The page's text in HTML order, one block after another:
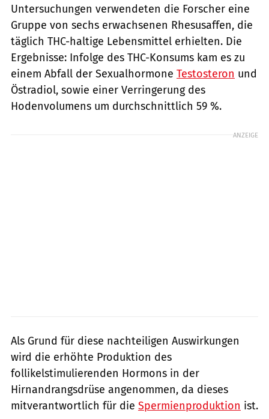
Untersuchungen verwendeten die Forscher eine
Gruppe von sechs erwachsenen Rhesusaffen, die
täglich THC-haltige Lebensmittel erhielten. Die
Ergebnisse: Infolge des THC-Konsums kam es zu
einem Abfall der Sexualhormone Testosteron und
Östradiol, sowie einer Verringerung des
Hodenvolumens um durchschnittlich 59 %.
ANZEIGE
Als Grund für diese nachteiligen Auswirkungen
wird die erhöhte Produktion des
follikelstimulierenden Hormons in der
Hirnandrangsdrüse angenommen, da dieses
mitverantwortlich für die Spermienproduktion ist.